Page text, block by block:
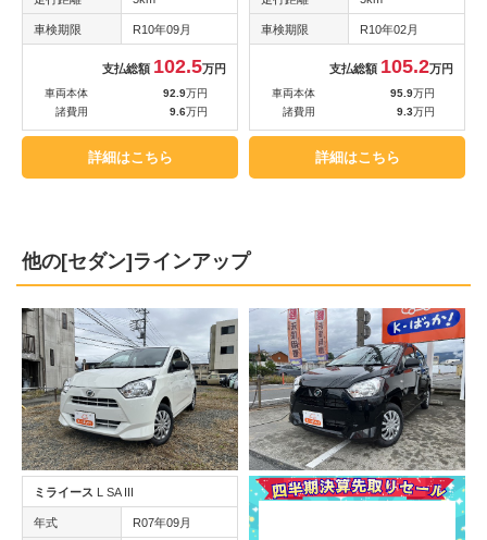
車検期限 R10年09月
支払総額 102.5万円
車両本体 92.9万円
諸費用
9.6万円
詳細はこちら
車検期限 R10年02月
支払総額 105.2万円
車両本体 95.9万円
諸費用
9.3万円
詳細はこちら
他の[セダン]ラインアップ
ミライース L SA III
年式 R07年09月